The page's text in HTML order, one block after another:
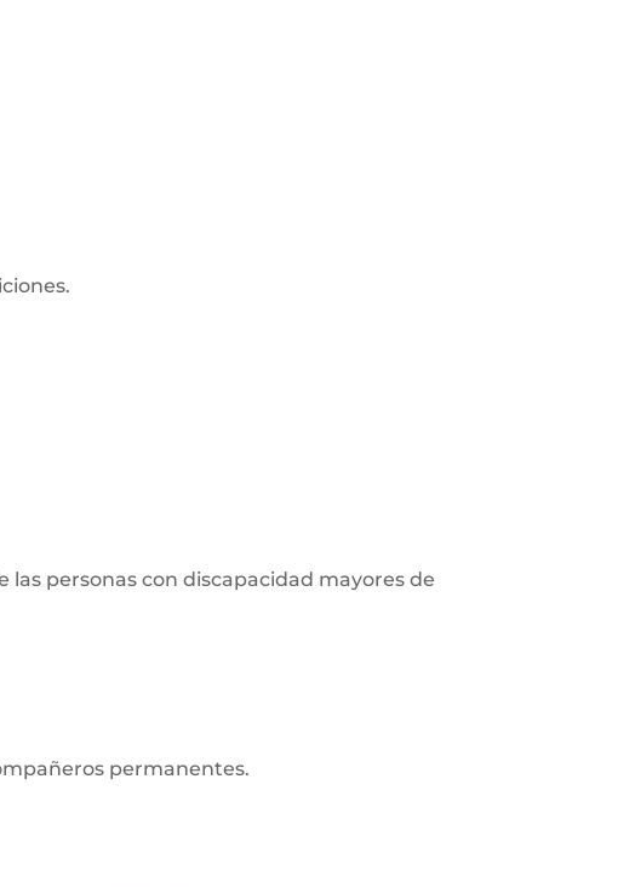
las personas con discapacidad mayores de
permanentes.